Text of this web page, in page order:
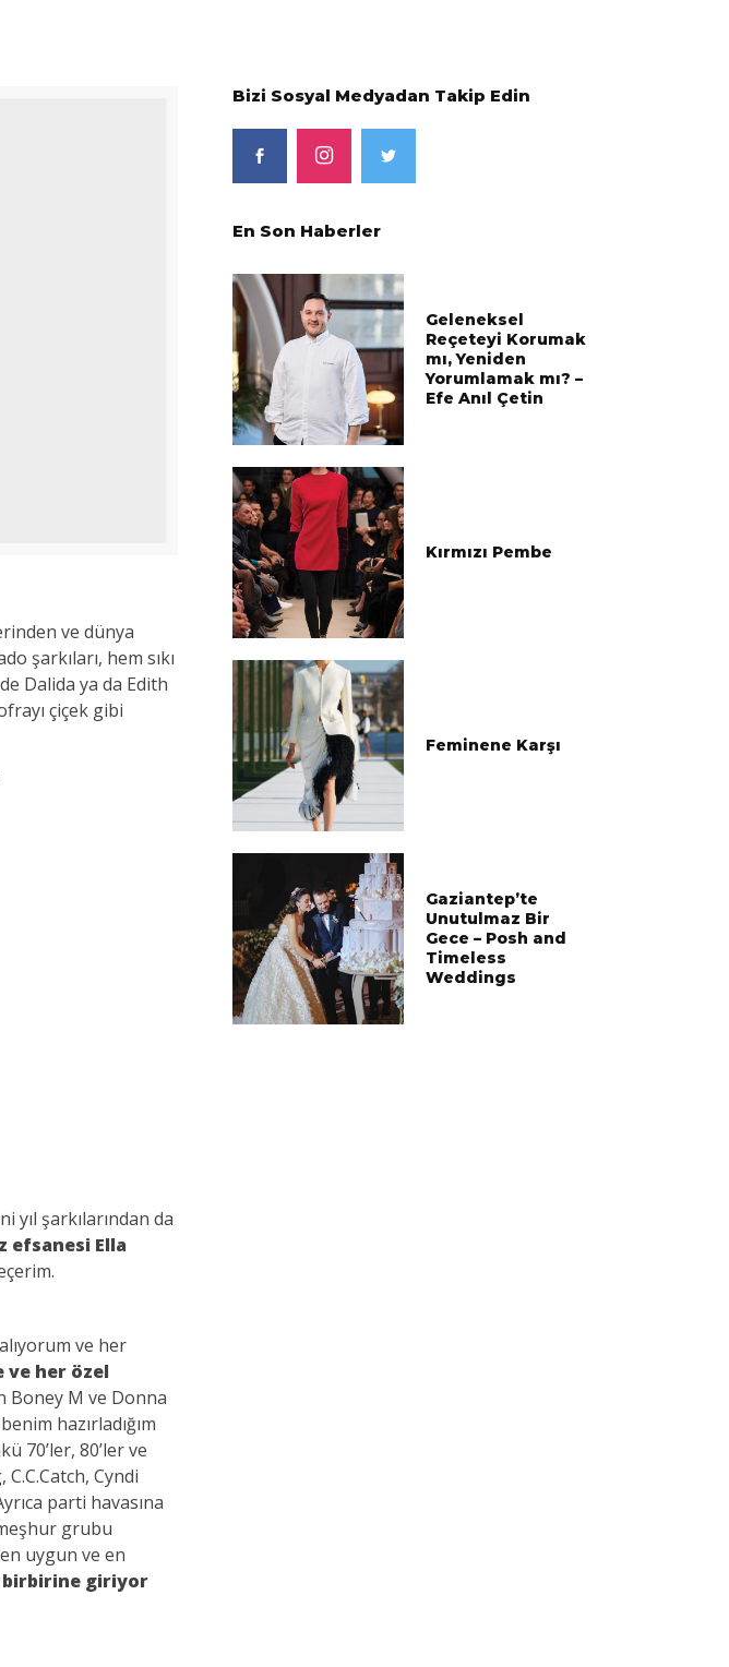
ve dünya
şarkıları, hem sıkı
Dalida ya da Edith
çiçek gibi
yıl şarkılarından da
efsanesi Ella
ve her
ve her özel
Boney M ve Donna
hazırladığım
70’ler, 80’ler ve
Cyndi
parti havasına
grubu
en uygun ve en
birbirine giriyor
Bizi Sosyal Medyadan Takip Edin
En Son Haberler
Geleneksel
Reçeteyi Korumak
mı, Yeniden
Yorumlamak mı? –
Efe Anıl Çetin
Kırmızı Pembe
Feminene Karşı
Gaziantep’te
Unutulmaz Bir
Gece – Posh and
Timeless
Weddings